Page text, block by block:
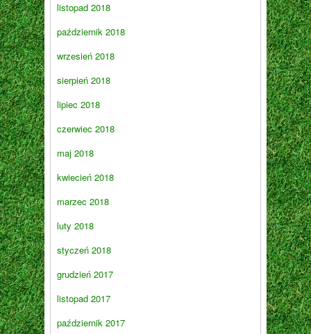
listopad 2018
październik 2018
wrzesień 2018
sierpień 2018
lipiec 2018
czerwiec 2018
maj 2018
kwiecień 2018
marzec 2018
luty 2018
styczeń 2018
grudzień 2017
listopad 2017
październik 2017